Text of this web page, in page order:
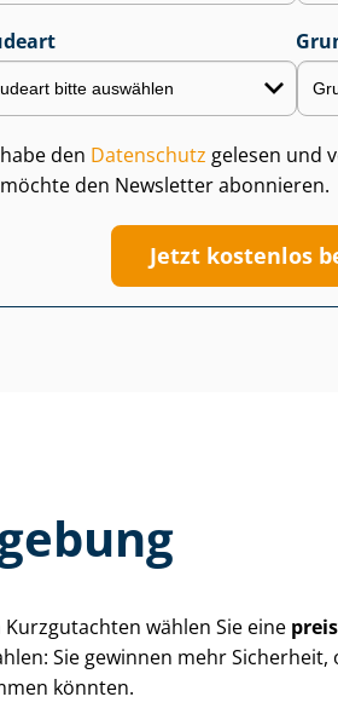
den Datenschutz gelesen und
den Newsletter abonnieren.
Jetzt kostenlos
wählen Sie eine
Sie gewinnen mehr
könnten.